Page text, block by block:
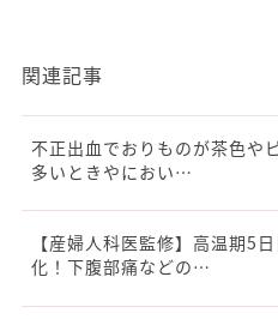
関連記事
不正出血でおりものが茶色や
多いときやにおい…
【産婦人科医監修】高温期5
化！下腹部痛などの…